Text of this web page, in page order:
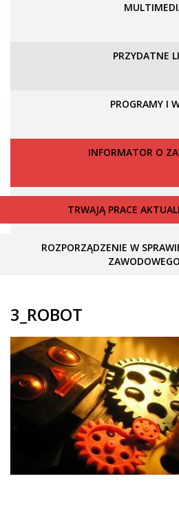
PRZYDATNE
PROGRAMY I
INFORMATOR O
TRWAJĄ PRACE
ROZPORZĄDZENIE W
ZAWODOWEGO
3_ROBOT